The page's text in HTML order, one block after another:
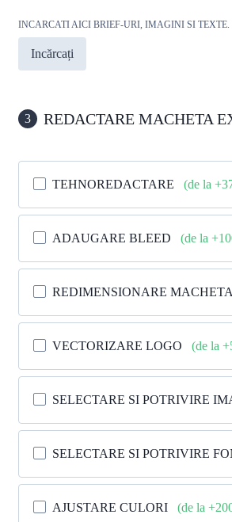
INCARCATI AICI BRIEF-URI, IMAGINI SI TEXTE.
Incărcați
3 REDACTARE MACHETA
TEHNOREDACTARE (de la
ADAUGARE BLEED (de la
REDIMENSIONARE MACHETA
VECTORIZARE LOGO (de la
SELECTARE SI POTRIVIRE
SELECTARE SI POTRIVIRE
AJUSTARE CULORI (de la